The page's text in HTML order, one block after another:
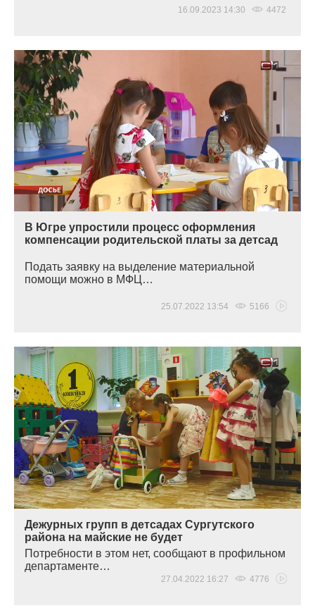
16.09.2023 14:30 4472
В Югре упростили процесс оформления
компенсации родительской платы за детсад
Подать заявку на выделение материальной
помощи можно в МФЦ…
25.07.2022 13:54 5166
Дежурных групп в детсадах Сургутского
района на майские не будет
Потребности в этом нет, сообщают в профильном
департаменте…
27.04.2022 16:27 4776